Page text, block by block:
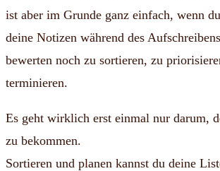
ist aber im Grunde ganz einfach, wenn
deine Notizen während des
bewerten noch zu sortieren, zu
terminieren.
Es geht wirklich erst einmal nur darum,
zu bekommen.
Sortieren und planen kannst du deine